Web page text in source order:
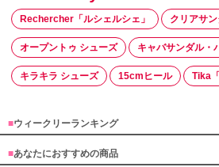
Rechercher「ルシェルシェ」 クリアサ
オープントゥ シューズ キャバサンダル・
キラキラ シューズ 15cmヒール Tika
■ウィークリーランキング
■あなたにおすすめの商品